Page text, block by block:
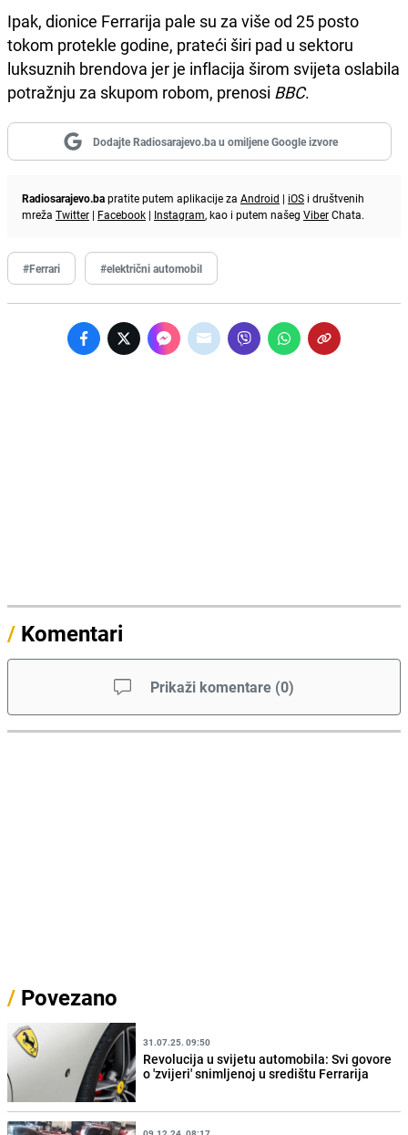
Ipak, dionice Ferrarija pale su za više od 25 posto
tokom protekle godine, prateći širi pad u sektoru
luksuznih brendova jer je inflacija širom svijeta oslabila
potražnju za skupom robom, prenosi BBC.
Dodajte Radiosarajevo.ba u omiljene Google izvore
Radiosarajevo.bapratite putem aplikacije za Android | iOS i društvenih
mreža Twitter | Facebook | Instagram, kao i putem našeg ViberChata.
#Ferrari #električni automobil
/ Komentari
Prikaži komentare (0)
/ Povezano
31.07.25. 09:50
Revolucija u svijetu automobila: Svi govore
o 'zvijeri' snimljenoj u središtu Ferrarija